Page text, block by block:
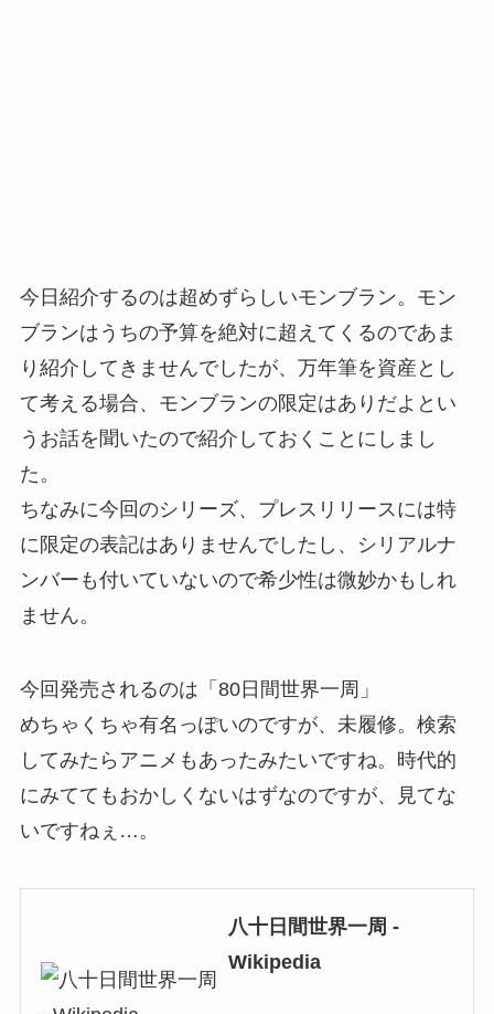
今日紹介するのは超めずらしいモンブラン。モン
ブランはうちの予算を絶対に超えてくるのであま
り紹介してきませんでしたが、万年筆を資産とし
て考える場合、モンブランの限定はありだよとい
うお話を聞いたので紹介しておくことにしまし
た。
ちなみに今回のシリーズ、プレスリリースには特
に限定の表記はありませんでしたし、シリアルナ
ンバーも付いていないので希少性は微妙かもしれ
ません。
今回発売されるのは「80日間世界一周」
めちゃくちゃ有名っぽいのですが、未履修。検索
してみたらアニメもあったみたいですね。時代的
にみててもおかしくないはずなのですが、見てな
いですねぇ…。
八十日間世界一周 -
Wikipedia